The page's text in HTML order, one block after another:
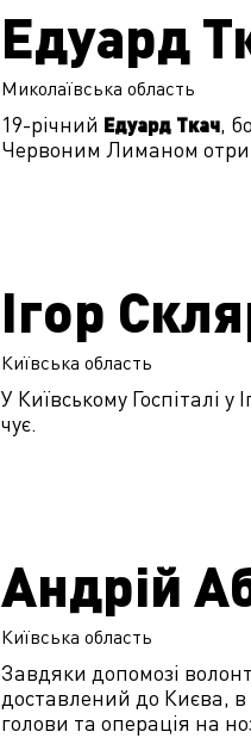
Едуард
Миколаївська область
19-річний Едуард Ткач,
Червоним Лиманом
Ігор
Київська область
У Київському Госпіталі
чує.
Андрій
Київська область
Завдяки допомозі
доставлений до Києва,
голови та операція на